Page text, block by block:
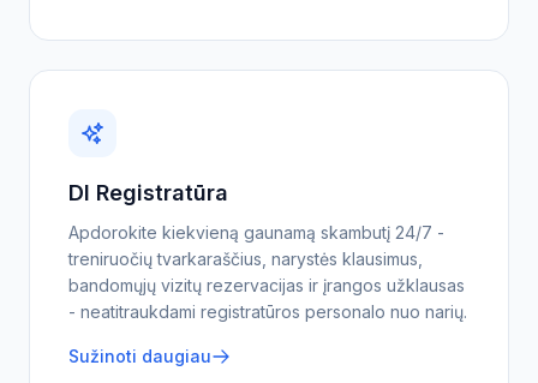
DI Registratūra
Apdorokite kiekvieną gaunamą skambutį 24/7 -
treniruočių tvarkaraščius, narystės klausimus,
bandomųjų vizitų rezervacijas ir įrangos užklausas
- neatitraukdami registratūros personalo nuo narių.
Sužinoti daugiau